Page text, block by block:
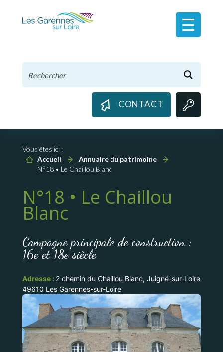
CONTACT
Vous êtes ici :
Accueil
Annuaire du patrimoine
N°18 • Le Chaillou Blanc
N°18 • Le Chaillou
Blanc
Campagne principale de construction :
16e et 18e siècle
Adresse : 2 chemin du Chaillou Blanc, Juigné-sur-Loire
49610 Les Garennes-sur-Loire